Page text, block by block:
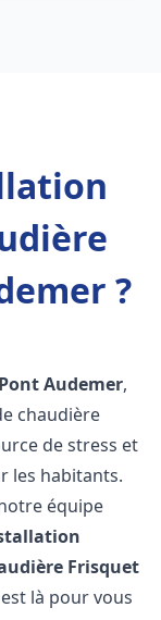
?
Pont Audemer,
chaudière
de stress et
les habitants.
équipe
Frisquet
est là pour vous